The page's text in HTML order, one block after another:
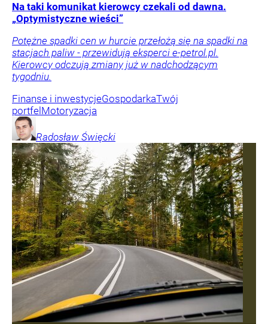
Na taki komunikat kierowcy czekali od dawna.
„Optymistyczne wieści”
Potężne spadki cen w hurcie przełożą się na spadki na
stacjach paliw - przewidują eksperci e-petrol.pl.
Kierowcy odczują zmiany już w nadchodzącym
tygodniu.
Finanse i inwestycjeGospodarkaTwój
portfel Motoryzacja
Radosław Święcki